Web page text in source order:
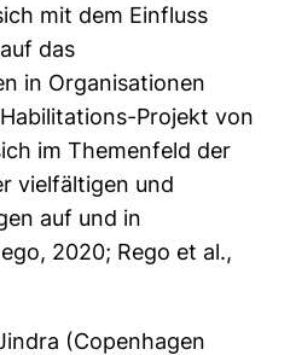
mit dem Einfluss
das
in Organisationen
Projekt von
im Themenfeld der
vielfältigen und
auf und in
2020; Rego et al.,
(Copenhagen